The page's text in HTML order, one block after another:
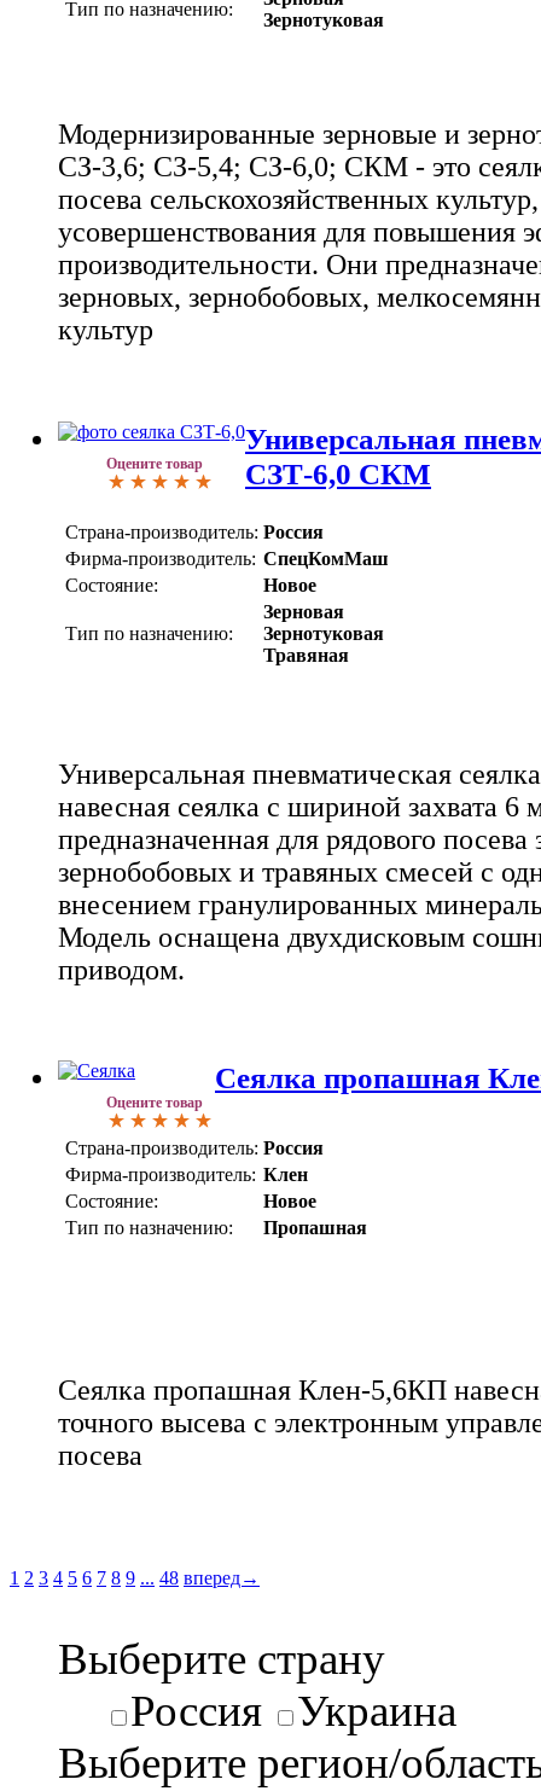
Тип по назначению:
Зернотуковая
Модернизированные зерновые и
СЗ-3,6; СЗ-5,4; СЗ-6,0; СКМ - это
посева сельскохозяйственных
усовершенствования для повышения
производительности. Они
зерновых, зернобобовых,
культур
Оцените товар
Универсальная
CЗТ-6,0 СКМ
Страна-производитель: Россия
Фирма-производитель: СпецКомМаш
Состояние:
Новое
Тип по назначению:
Зерновая
Зернотуковая
Травяная
Универсальная пневматическая
навесная сеялка с шириной захвата 6
предназначенная для рядового посева
зернобобовых и травяных смесей с
внесением гранулированных
Модель оснащена двухдисковым
приводом.
Оцените товар
Сеялка пропашная
Страна-производитель: Россия
Фирма-производитель: Клен
Состояние:
Новое
Тип по назначению:
Пропашная
Сеялка пропашная Клен-5,6КП
точного высева с электронным
посева
1 2 3 4 5 6 7 8 9 ... 48 вперед→
Выберите страну
Россия
Украина
Выберите регион/